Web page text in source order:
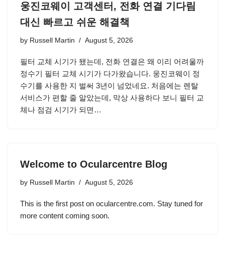
웅진코웨이 고객센터, 전화 연결 기다림
대신 빠르고 쉬운 해결책
by Russell Martin August 5, 2026
필터 교체 시기가 됐는데, 전화 연결은 왜 이리 어려울까
정수기 필터 교체 시기가 다가왔습니다. 웅진코웨이 정
수기를 사용한 지 벌써 3년이 넘었네요. 처음에는 렌탈
서비스가 편할 줄 알았는데, 막상 사용하다 보니 필터 교
체나 점검 시기가 되면…
Welcome to Ocularcentre Blog
by Russell Martin August 5, 2026
This is the first post on ocularcentre.com. Stay tuned for
more content coming soon.